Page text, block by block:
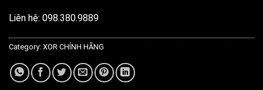
Liên hệ: 098.380.9889
Category: XOR CHÍNH HÃNG